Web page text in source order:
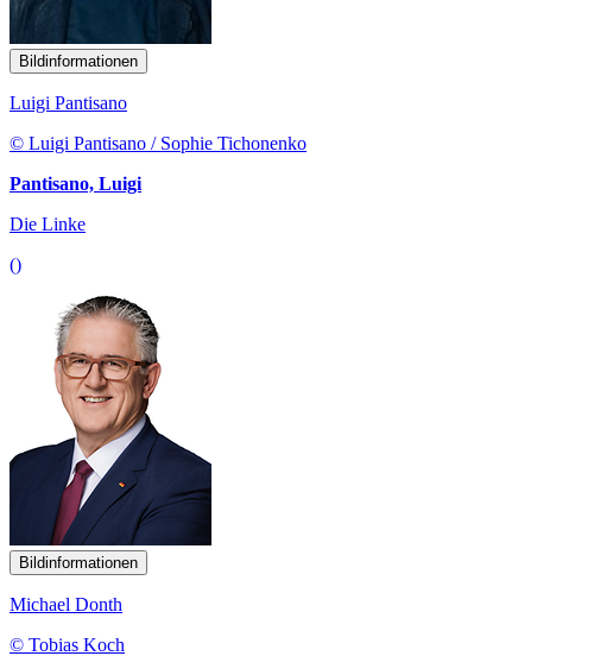
Bildinformationen
Luigi Pantisano
© Luigi Pantisano / Sophie Tichonenko
Pantisano, Luigi
Die Linke
()
Bildinformationen
Michael Donth
© Tobias Koch